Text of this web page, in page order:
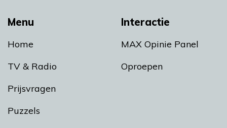
Menu
Home
TV & Radio
Prijsvragen
Puzzels
Interactie
MAX Opinie Panel
Oproepen